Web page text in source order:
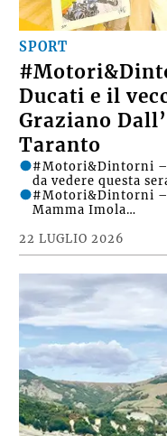
SPORT
Ducati e il
Graziano
Taranto
22 LUGLIO 2026
#Motori&Dintorni –
da vedere questa
#Motori&Dintorni –
Mamma Imola…